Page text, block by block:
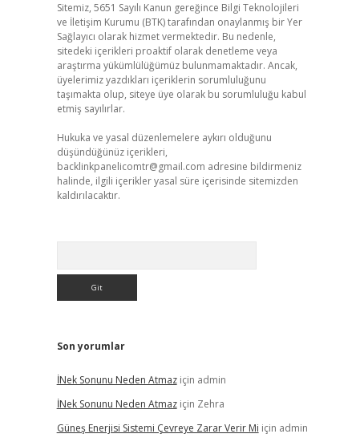
Sitemiz, 5651 Sayılı Kanun gereğince Bilgi Teknolojileri
ve İletişim Kurumu (BTK) tarafından onaylanmış bir Yer
Sağlayıcı olarak hizmet vermektedir. Bu nedenle,
sitedeki içerikleri proaktif olarak denetleme veya
araştırma yükümlülüğümüz bulunmamaktadır. Ancak,
üyelerimiz yazdıkları içeriklerin sorumluluğunu
taşımakta olup, siteye üye olarak bu sorumluluğu kabul
etmiş sayılırlar.
Hukuka ve yasal düzenlemelere aykırı olduğunu
düşündüğünüz içerikleri,
backlinkpanelicomtr@gmail.com adresine bildirmeniz
halinde, ilgili içerikler yasal süre içerisinde sitemizden
kaldırılacaktır.
Son yorumlar
İNek Sonunu Neden Atmaziçin admin
İNek Sonunu Neden Atmaziçin Zehra
Güneş Enerjisi Sistemi Çevreye Zarar Verir Mi için admin